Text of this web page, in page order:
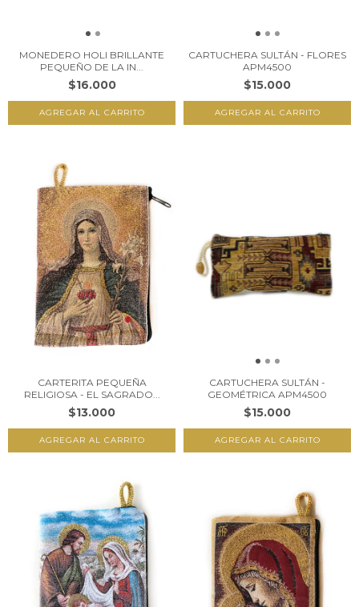
MONEDERO HOLI BRILLANTE
PEQUEÑO DE LA IN...
$16.000
AGREGAR AL CARRITO
CARTUCHERA SULTÁN - FLORES
APM4500
$15.000
CARTERITA PEQUEÑA
RELIGIOSA - EL SAGRADO...
$13.000
CARTUCHERA SULTÁN -
GEOMÉTRICA APM4500
$15.000